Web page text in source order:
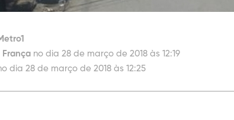
no dia 28 de março de 2018 às 12:19
dia 28 de março de 2018 às 12:25